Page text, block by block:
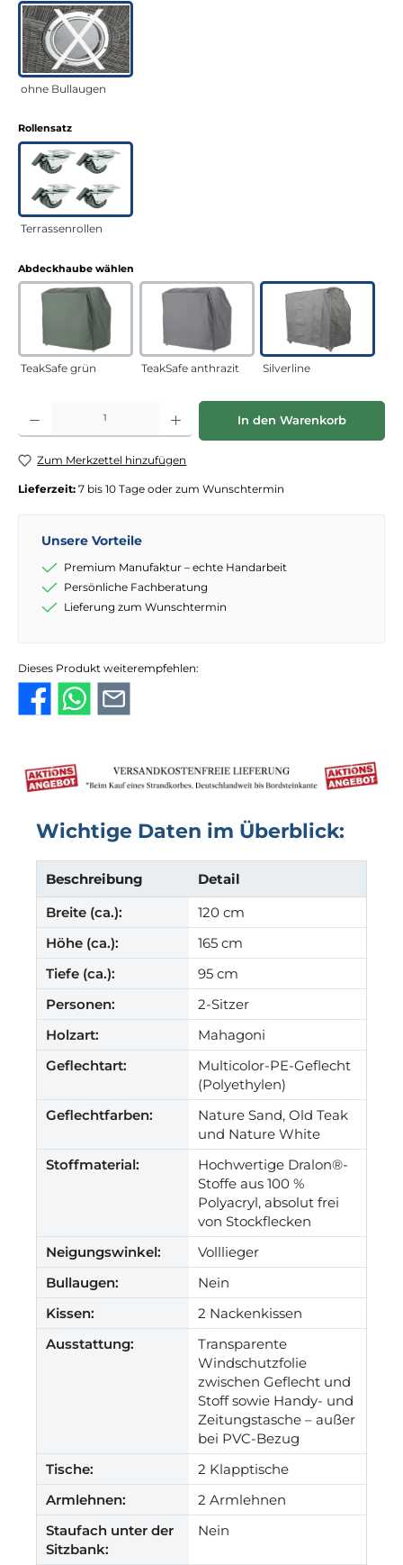
ohne Bullaugen
Rollensatzauswählen
Terrassenrollen
Abdeckhaube wählen
TeakSafe grün TeakSafe anthrazit Silverline
Produkt Anzahl: Gib den gewünschten Wert ein oder benutze die
In den Warenkorb
Zum Merkzettel hinzufügen
Lieferzeit: 7 bis 10 Tage oder zum Wunschtermin
Unsere Vorteile
Premium Manufaktur – echte Handarbeit
Persönliche Fachberatung
Lieferung zum Wunschtermin
Dieses Produkt weiterempfehlen:
Wichtige Daten im Überblick:
Beschreibung
Detail
Breite (ca.):
120 cm
Höhe (ca.):
165 cm
Tiefe (ca.):
95 cm
Personen:
2-Sitzer
Holzart:
Mahagoni
Geflechtart:
Multicolor-PE-Geflecht
(Polyethylen)
Geflechtfarben:
Nature Sand, Old Teak
und Nature White
Stoffmaterial:
Hochwertige Dralon®-
Stoffe aus 100 %
Polyacryl, absolut frei
von Stockflecken
Neigungswinkel:
Volllieger
Bullaugen:
Nein
Kissen:
2 Nackenkissen
Ausstattung:
Transparente
Windschutzfolie
zwischen Geflecht und
Stoff sowie Handy- und
Zeitungstasche – außer
bei PVC-Bezug
Tische:
2 Klapptische
Armlehnen:
2 Armlehnen
Staufach unter der
Sitzbank:
Nein